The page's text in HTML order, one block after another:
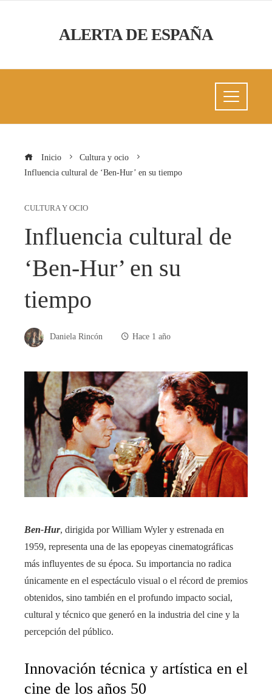
ALERTA DE ESPAÑA
Inicio
Cultura y ocio
Influencia cultural de ‘Ben-Hur’ en su tiempo
CULTURA Y OCIO
Influencia cultural de
‘Ben-Hur’ en su
tiempo
Daniela Rincón Hace 1 año
Ben-Hur, dirigida por William Wyler y estrenada en
1959, representa una de las epopeyas cinematográficas
más influyentes de su época. Su importancia no radica
únicamente en el espectáculo visual o el récord de premios
obtenidos, sino también en el profundo impacto social,
cultural y técnico que generó en la industria del cine y la
percepción del público.
Innovación técnica y artística en el
cine de los años 50